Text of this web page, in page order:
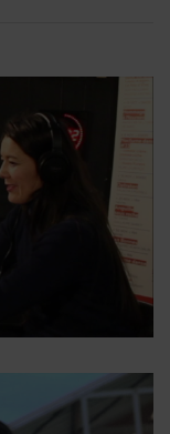
Lancer la